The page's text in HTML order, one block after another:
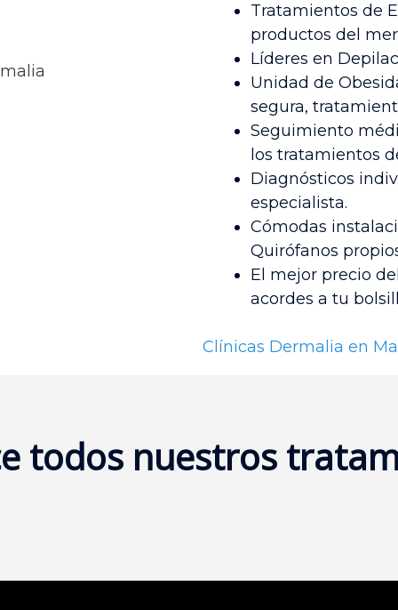
Tratamientos de
productos del
Líderes en
Unidad de
segura,
Seguimiento
los tratamientos
Diagnósticos
especialista.
Cómodas
Quirófanos
El mejor precio
acordes a tu
Clínicas Dermalia en
todos nuestros